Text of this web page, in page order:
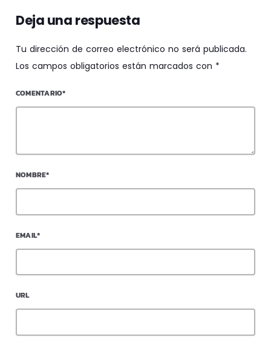
Deja una respuesta
Tu dirección de correo electrónico no será publicada.
Los campos obligatorios están marcados con *
COMENTARIO*
NOMBRE*
EMAIL*
URL